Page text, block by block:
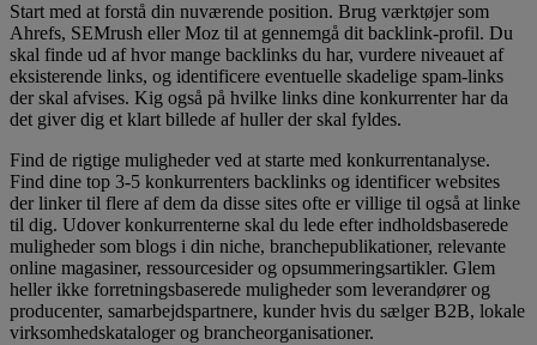
Start med at forstå din nuværende position. Brug værktøjer som
Ahrefs, SEMrush eller Moz til at gennemgå dit backlink-profil. Du
skal finde ud af hvor mange backlinks du har, vurdere niveauet af
eksisterende links, og identificere eventuelle skadelige spam-links
der skal afvises. Kig også på hvilke links dine konkurrenter har da
det giver dig et klart billede af huller der skal fyldes.
Find de rigtige muligheder ved at starte med konkurrentanalyse.
Find dine top 3-5 konkurrenters backlinks og identificer websites
der linker til flere af dem da disse sites ofte er villige til også at linke
til dig. Udover konkurrenterne skal du lede efter indholdsbaserede
muligheder som blogs i din niche, branchepublikationer, relevante
online magasiner, ressourcesider og opsummeringsartikler. Glem
heller ikke forretningsbaserede muligheder som leverandører og
producenter, samarbejdspartnere, kunder hvis du sælger B2B, lokale
virksomhedskataloger og brancheorganisationer.